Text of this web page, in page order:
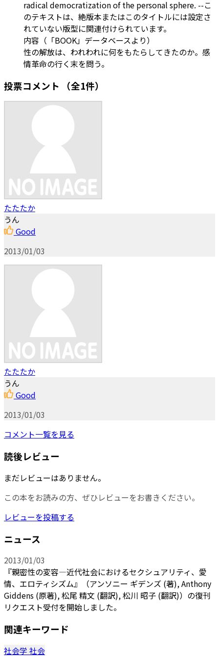
radical democratization of the personal sphere. --こ
のテキストは、絶版本またはこのタイトルには設定さ
れていない版型に関連付けられています。
内容（「BOOK」データベースより）
性の解放は、われわれに何をもたらしてきたのか。感
情革命の行く末を問う。
投票コメント （全1件）
たたたか
うん
Good
2013/01/03
たたたか
うん
Good
2013/01/03
コメント一覧を見る
読後レビュー
まだレビューはありません。
この本をお読みの方、ぜひレビューをお書きください。
レビューを投稿する
ニュース
2013/01/03
『親密性の変容―近代社会におけるセクシュアリティ、愛
情、エロティシズム』（アンソニー ギデンズ (著), Anthony
Giddens (原著), 松尾 精文 (翻訳), 松川 昭子 (翻訳)）の復刊
リクエスト受付を開始しました。
関連キーワード
社会学 社会